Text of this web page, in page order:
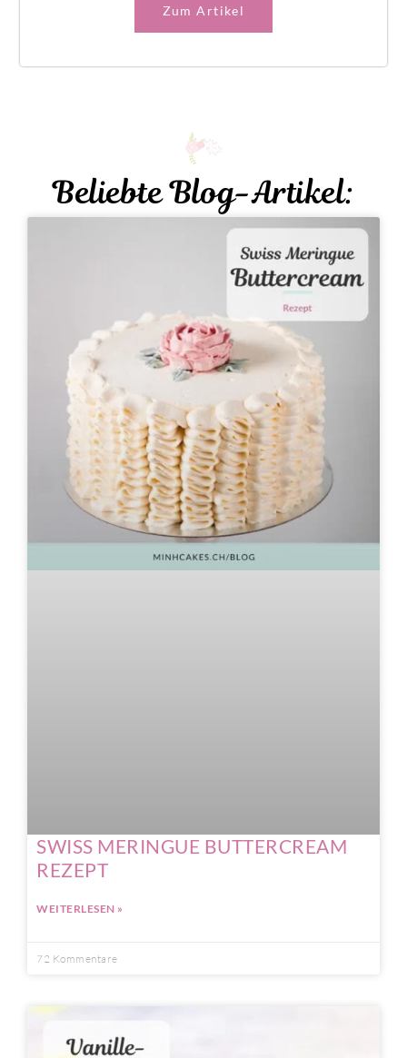
Zum Artikel
Beliebte Blog-Artikel:
SWISS MERINGUE BUTTERCREAM
REZEPT
WEITERLESEN »
72 Kommentare